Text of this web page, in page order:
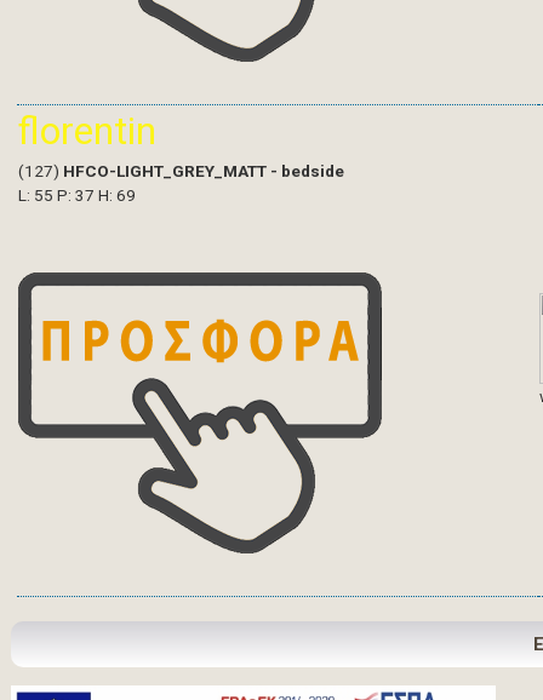
florentin
(127) HFCO-LIGHT_GREY_MATT - bedside
L: 55 P: 37 H: 69